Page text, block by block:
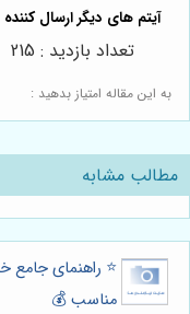
به این مقاله امتیاز بدهید :
تعداد بازدید : 215
مطالب مشابه
⭐️ راهنمای جامع
مناسب 💰